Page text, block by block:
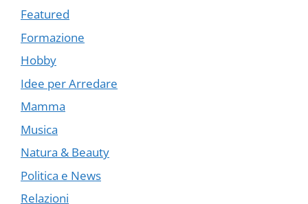
Featured
Formazione
Hobby
Idee per Arredare
Mamma
Musica
Natura & Beauty
Politica e News
Relazioni